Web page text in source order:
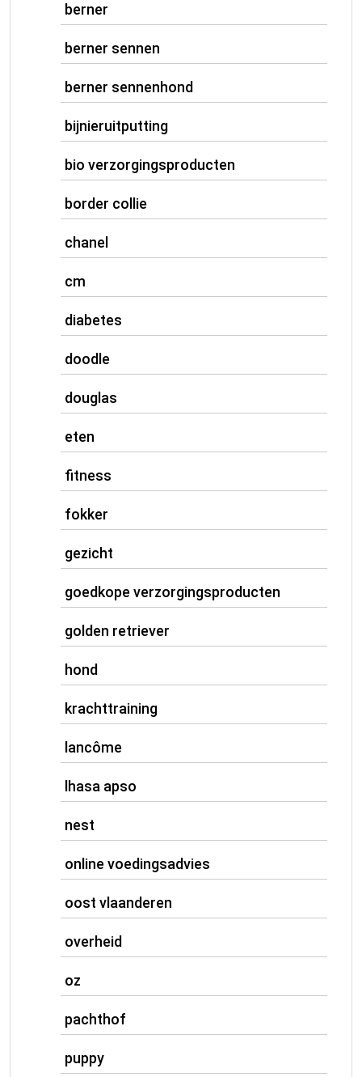
berner
berner sennen
berner sennenhond
bijnieruitputting
bio verzorgingsproducten
border collie
chanel
cm
diabetes
doodle
douglas
eten
fitness
fokker
gezicht
goedkope verzorgingsproducten
golden retriever
hond
krachttraining
lancôme
lhasa apso
nest
online voedingsadvies
oost vlaanderen
overheid
oz
pachthof
puppy